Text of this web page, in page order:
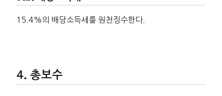
15.4%의 배당소득세를 원천징수한다.
총보수